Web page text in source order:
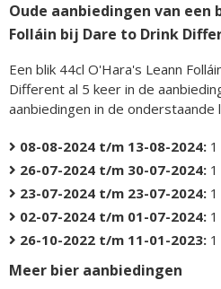
Oude aanbiedingen van een
Folláin bij Dare to Drink
Een blik 44cl O'Hara's Leann
Different al 5 keer in de
aanbiedingen in de onderstaande
08-08-2024 t/m 13-08-2024:
26-07-2024 t/m 30-07-2024:
23-07-2024 t/m 23-07-2024:
02-07-2024 t/m 01-07-2024:
26-10-2022 t/m 11-01-2023:
Meer bier aanbiedingen